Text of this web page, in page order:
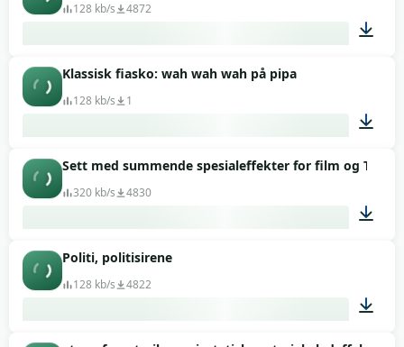
128 kb/s 4872
Klassisk fiasko: wah wah wah på pipa
128 kb/s 1
00:05
Sett med summende spesialeffekter for film og TV,
320 kb/s 4830
Politi, politisirene
128 kb/s 4822